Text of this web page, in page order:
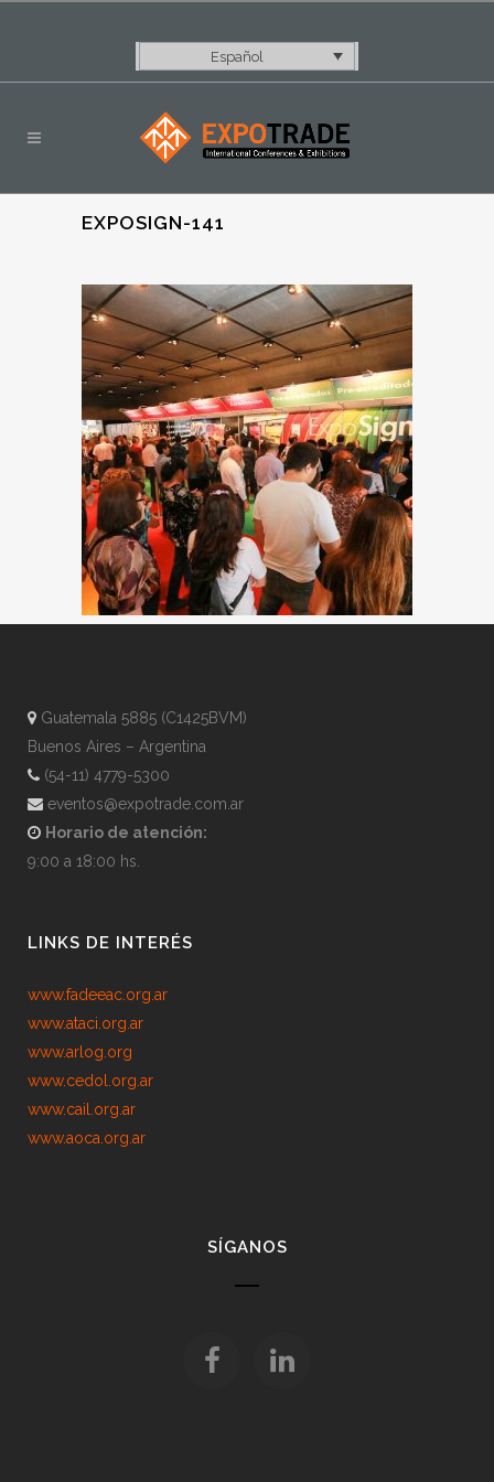
Español
EXPOSIGN-141
Guatemala 5885 (C1425BVM)
Buenos Aires – Argentina
(54-11) 4779-5300
eventos@expotrade.com.ar
Horario de atención:
9:00 a 18:00 hs.
LINKS DE INTERÉS
www.fadeeac.org.ar
www.ataci.org.ar
www.arlog.org
www.cedol.org.ar
www.cail.org.ar
www.aoca.org.ar
SÍGANOS